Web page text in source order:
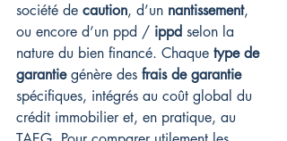
société de caution, d’un nantissement,
ou encore d’un ppd / ippd selon la
nature du bien financé. Chaque type de
garantie génère des frais de garantie
spécifiques, intégrés au coût global du
crédit immobilier et, en pratique, au